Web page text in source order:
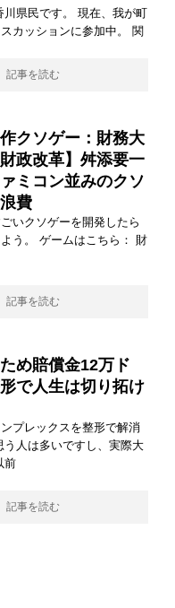
川県民です。 現在、我が町
カッションに参加中。 関
記事を読む
作クソゲー：財務大
政改革】舛添要一
ミコン並みのクソ
費
いクソゲーを開発したら
う。 ゲームはこちら： 財
記事を読む
め賠償金12万ド
で人生は切り拓け
プレックスを整形で解消
う人は多いですし、実際大
前
記事を読む